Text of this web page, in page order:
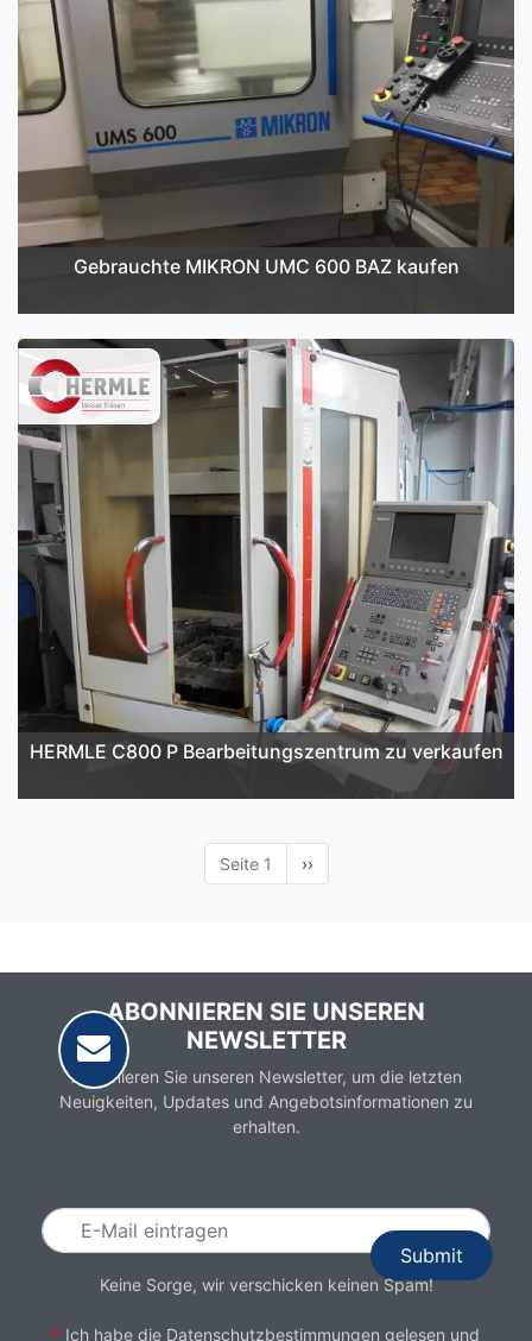
Gebrauchte MIKRON UMC 600 BAZ kaufen
HERMLE C800 P Bearbeitungszentrum zu verkaufen
Seite 1
Nächste
Seite
››
ABONNIEREN SIE UNSEREN
NEWSLETTER
Abonnieren Sie unseren Newsletter, um die letzten
Neuigkeiten, Updates und Angebotsinformationen zu
erhalten.
Keine Sorge, wir verschicken keinen Spam!
* Ich habe die Datenschutzbestimmungen gelesen und